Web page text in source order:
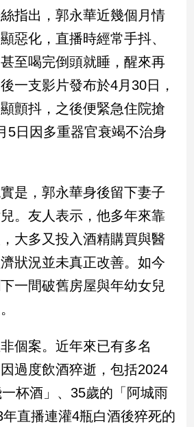
指出，郭永華近幾個月情
惡化，直播時經常手抖、
至喝完倒頭就睡，醒來再
一支影片發布於4月30日，
顫抖，之後便緊急住院搶
5日因多重器官衰竭不治身
是，郭永華身後留下妻子
。友人表示，他多年來靠
大多又投入酒精購買與醫
狀況並未真正改善。如今
一間破舊房屋與年幼女兒
個案。近年來已有多名
因過度飲酒猝逝，包括2024
杯酒」、35歲的「阿城雨
直播連灌4瓶白酒後猝死的